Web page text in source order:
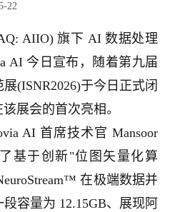
22
AIIO) 旗下 AI 数据处理
AI 今日宣布，随着第九届
(ISNR2026)于今日正式闭
展会的首次亮相。
AI 首席技术官 Mansoor
基于创新"位图矢量化算
在极端数据并
容量为 12.15GB、展现阿